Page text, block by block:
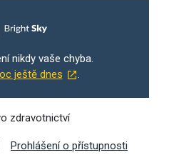
nikdy vaše chyba.
ještě dnes
zdravotnictví
Prohlášení o přístupnosti